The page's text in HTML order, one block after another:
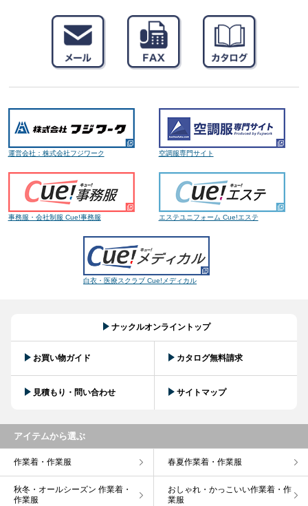
運営会社：株式会社フジワーク 空調服専門サイト
事務服・会社制服 Cue!事務服 エステユニフォーム Cue!エステ
白衣・医療スクラブ Cue!メディカル
ナックルオンライントップ
お買い物ガイド カタログ無料請求
見積もり・問い合わせ サイトマップ
アイテムから選ぶ
作業着・作業服 春夏作業着・作業服
秋冬・オールシーズン 作業着・
作業服
おしゃれ・かっこいい作業着・作
業服